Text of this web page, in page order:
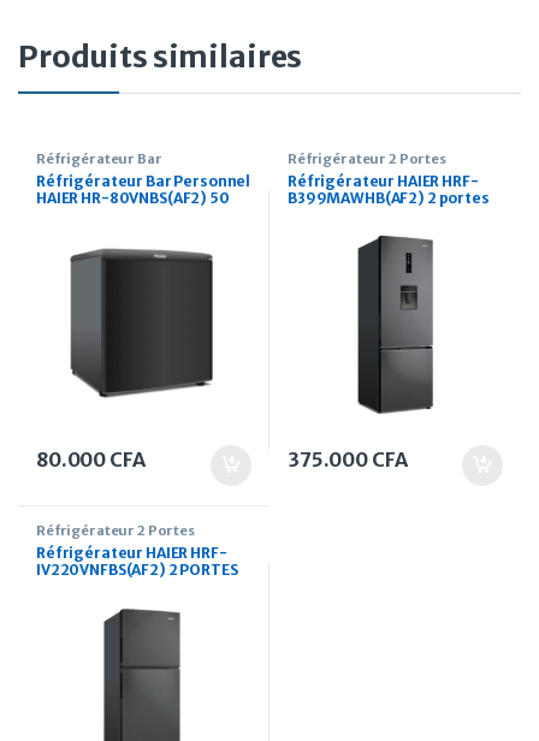
Produits similaires
Réfrigérateur Bar
Réfrigérateur Bar Personnel
HAIER HR-80VNBS(AF2) 50
80.000 CFA
Réfrigérateur 2 Portes
Réfrigérateur HAIER HRF-
B399MAWHB(AF2) 2 portes
375.000 CFA
Réfrigérateur 2 Portes
Réfrigérateur HAIER HRF-
IV220VNFBS(AF2) 2 PORTES